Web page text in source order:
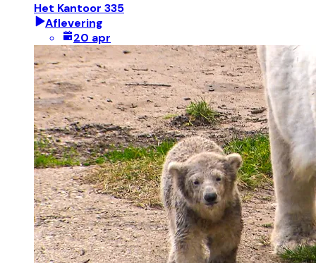
Het Kantoor 335
Aflevering
20 apr